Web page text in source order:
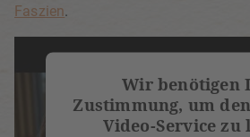
Faszien.
Wir benötigen
Zustimmung, um
Video-Service zu